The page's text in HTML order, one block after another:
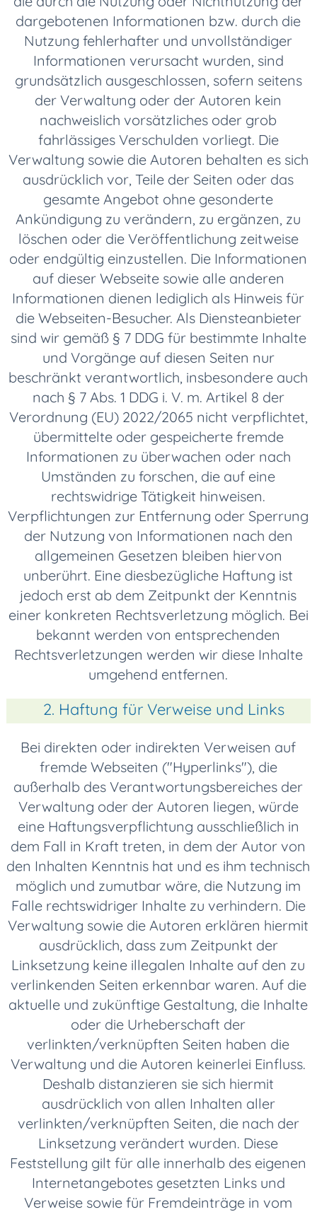
dargebotenen Informationen bzw. durch die
Nutzung fehlerhafter und unvollständiger
Informationen verursacht wurden, sind
grundsätzlich ausgeschlossen, sofern seitens
der Verwaltung oder der Autoren kein
nachweislich vorsätzliches oder grob
fahrlässiges Verschulden vorliegt. Die
Verwaltung sowie die Autoren behalten es sich
ausdrücklich vor, Teile der Seiten oder das
gesamte Angebot ohne gesonderte
Ankündigung zu verändern, zu ergänzen, zu
löschen oder die Veröffentlichung zeitweise
oder endgültig einzustellen. Die Informationen
auf dieser Webseite sowie alle anderen
Informationen dienen lediglich als Hinweis für
die Webseiten-Besucher. Als Diensteanbieter
sind wir gemäß § 7 DDG für bestimmte Inhalte
und Vorgänge auf diesen Seiten nur
beschränkt verantwortlich, insbesondere auch
nach § 7 Abs. 1 DDG i. V. m. Artikel 8 der
Verordnung (EU) 2022/2065 nicht verpflichtet,
übermittelte oder gespeicherte fremde
Informationen zu überwachen oder nach
Umständen zu forschen, die auf eine
rechtswidrige Tätigkeit hinweisen.
Verpflichtungen zur Entfernung oder Sperrung
der Nutzung von Informationen nach den
allgemeinen Gesetzen bleiben hiervon
unberührt. Eine diesbezügliche Haftung ist
jedoch erst ab dem Zeitpunkt der Kenntnis
einer konkreten Rechtsverletzung möglich. Bei
bekannt werden von entsprechenden
Rechtsverletzungen werden wir diese Inhalte
umgehend entfernen.
2. Haftung für Verweise und Links
Bei direkten oder indirekten Verweisen auf
fremde Webseiten ("Hyperlinks"), die
außerhalb des Verantwortungsbereiches der
Verwaltung oder der Autoren liegen, würde
eine Haftungsverpflichtung ausschließlich in
dem Fall in Kraft treten, in dem der Autor von
den Inhalten Kenntnis hat und es ihm technisch
möglich und zumutbar wäre, die Nutzung im
Falle rechtswidriger Inhalte zu verhindern. Die
Verwaltung sowie die Autoren erklären hiermit
ausdrücklich, dass zum Zeitpunkt der
Linksetzung keine illegalen Inhalte auf den zu
verlinkenden Seiten erkennbar waren. Auf die
aktuelle und zukünftige Gestaltung, die Inhalte
oder die Urheberschaft der
verlinkten/verknüpften Seiten haben die
Verwaltung und die Autoren keinerlei Einfluss.
Deshalb distanzieren sie sich hiermit
ausdrücklich von allen Inhalten aller
verlinkten/verknüpften Seiten, die nach der
Linksetzung verändert wurden. Diese
Feststellung gilt für alle innerhalb des eigenen
Internetangebotes gesetzten Links und
Verweise sowie für Fremdeinträge in vom